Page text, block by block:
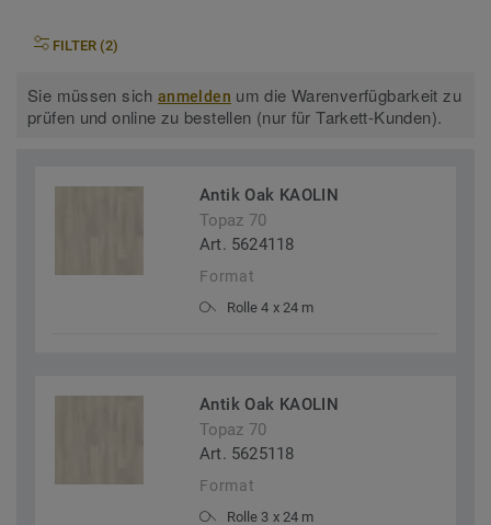
FILTER (2)
Sie müssen sichanmelden um die Warenverfügbarkeit zu
prüfen und online zu bestellen (nur für Tarkett-Kunden).
Antik Oak KAOLIN
Topaz 70
Art. 5624118
Format
Rolle 4 x 24 m
Antik Oak KAOLIN
Topaz 70
Art. 5625118
Format
Rolle 3 x 24 m